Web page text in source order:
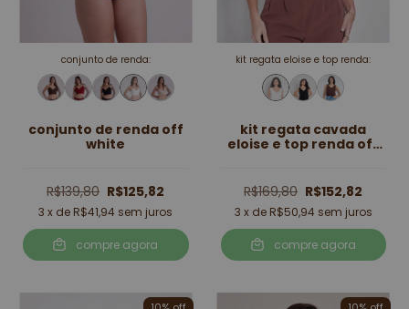
conjunto de renda:
conjunto de renda off
white
R$139,80 R$125,82
3 x de R$41,94 sem juros
compre agora
kit regata eloise e top renda:
kit regata cavada
eloise e top renda off
R$169,80 R$152,82
3 x de R$50,94 sem juros
compre agora